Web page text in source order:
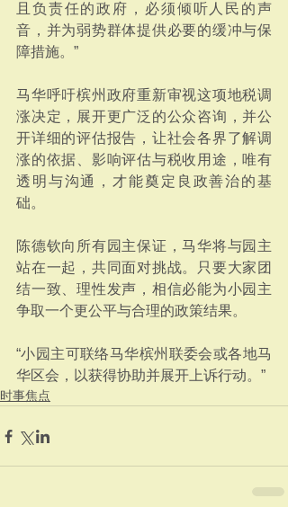
且负责任的政府，必须倾听人民的声
音，并为弱势群体提供必要的缓冲与保
障措施。”
马华呼吁槟州政府重新审视这项地税调
涨决定，展开更广泛的公众咨询，并公
开详细的评估报告，让社会各界了解调
涨的依据、影响评估与税收用途，唯有
透明与沟通，才能奠定良政善治的基
础。
陈德钦向所有园主保证，马华将与园主
站在一起，共同面对挑战。只要大家团
结一致、理性发声，相信必能为小园主
争取一个更公平与合理的政策结果。
“小园主可联络马华槟州联委会或各地马
华区会，以获得协助并展开上诉行动。”
时事焦点